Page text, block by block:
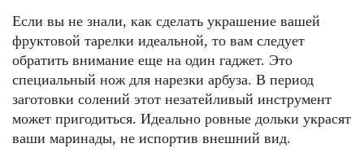
Если вы не знали, как сделать украшение вашей
фруктовой тарелки идеальной, то вам следует
обратить внимание еще на один гаджет. Это
специальный нож для нарезки арбуза. В период
заготовки солений этот незатейливый инструмент
может пригодиться. Идеально ровные дольки украсят
ваши маринады, не испортив внешний вид.